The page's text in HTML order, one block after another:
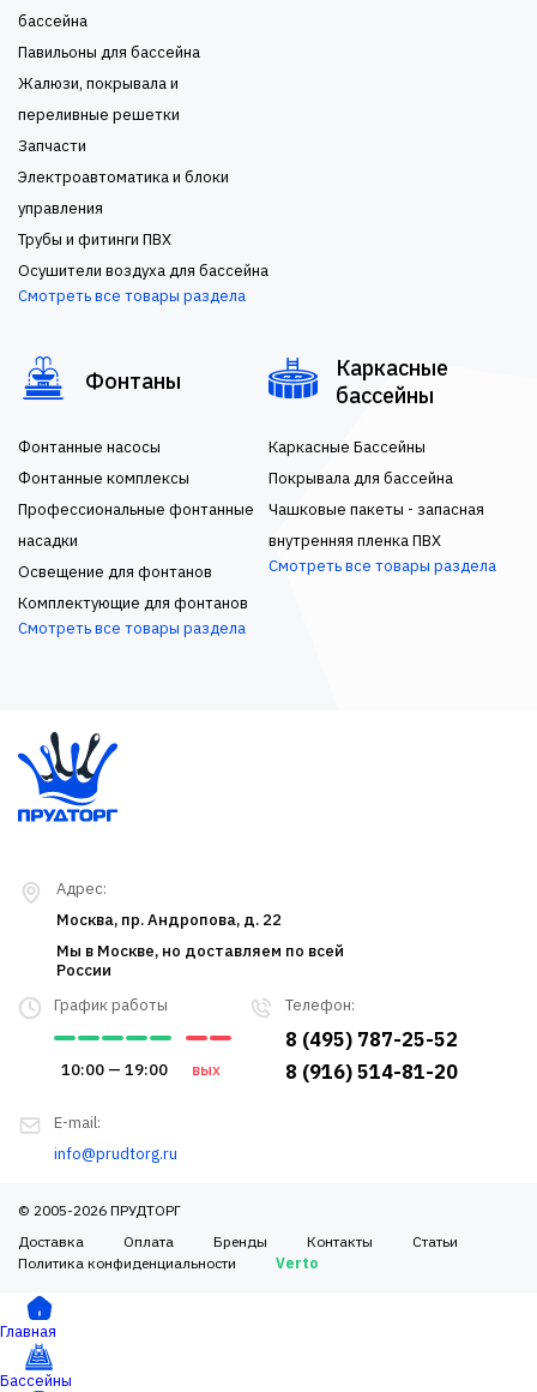
бассейна
Павильоны для бассейна
Жалюзи, покрывала и
переливные решетки
Запчасти
Электроавтоматика и блоки
управления
Трубы и фитинги ПВХ
Осушители воздуха для бассейна
Смотреть все товары раздела
Фонтаны
Фонтанные насосы
Фонтанные комплексы
Профессиональные фонтанные
насадки
Освещение для фонтанов
Комплектующие для фонтанов
Смотреть все товары раздела
Каркасные
бассейны
Каркасные Бассейны
Покрывала для бассейна
Чашковые пакеты - запасная
внутренняя пленка ПВХ
Смотреть все товары раздела
Телефон:
8 (495) 787-25-52
8 (916) 514-81-20
График работы
10:00 — 19:00 вых
E-mail:
info@prudtorg.ru
Адрес:
Москва, пр. Андропова, д. 22
Мы в Москве, но доставляем по всей
России
© 2005-2026 ПРУДТОРГ
Доставка
Оплата Бренды Контакты
Статьи
Политика конфиденциальности
Verto
Главная
Бассейны